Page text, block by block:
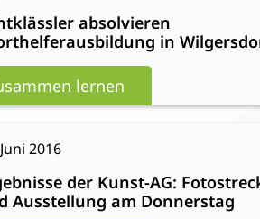
lernen
absolvieren
in
absolvieren
Sporthelferausbildung
in
Wilgersdorf
2016
der Kunst-AG:
Ausstellung am Donnerstag
Ergebnisse
der
Kunst-